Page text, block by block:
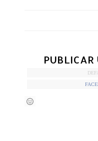
PUBLICAR